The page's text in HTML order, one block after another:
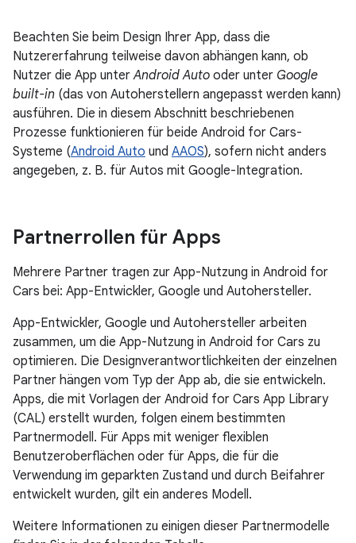
Beachten Sie beim Design Ihrer App, dass die
Nutzererfahrung teilweise davon abhängen kann, ob
Nutzer die App unterAndroid Auto oder unter Google
built-in (das von Autoherstellern angepasst werden kann)
ausführen. Die in diesem Abschnitt beschriebenen
Prozesse funktionieren für beide Android for Cars-
Systeme (Android Auto und AAOS), sofern nicht anders
angegeben, z. B. für Autos mit Google-Integration.
Partnerrollen für Apps
Mehrere Partner tragen zur App-Nutzung in Android for
Cars bei: App-Entwickler, Google und Autohersteller.
App-Entwickler, Google und Autohersteller arbeiten
zusammen, um die App-Nutzung in Android for Cars zu
optimieren. Die Designverantwortlichkeiten der einzelnen
Partner hängen vom Typ der App ab, die sie entwickeln.
Apps, die mit Vorlagen der Android for Cars App Library
(CAL) erstellt wurden, folgen einem bestimmten
Partnermodell. Für Apps mit weniger flexiblen
Benutzeroberflächen oder für Apps, die für die
Verwendung im geparkten Zustand und durch Beifahrer
entwickelt wurden, gilt ein anderes Modell.
Weitere Informationen zu einigen dieser Partnermodelle